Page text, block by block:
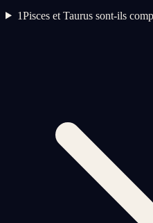
1Pisces et Taurus sont-ils